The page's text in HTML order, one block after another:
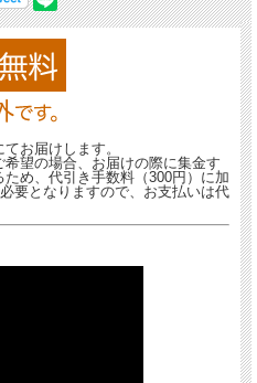
お届けします。
望の場合、お届けの際に集金す
め、代引き手数料（300円）に加
要となりますので、お支払いは代